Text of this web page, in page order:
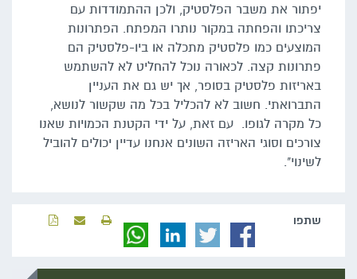
יפתור את משבר הפלסטיק, ולכן ההתמודדות עם
צריכתו והפחתה במקור נותרו המפתח. הפתרונות
המוצעים כמו פלסטיק מתכלה או ביו-פלסטיק הם
פתרונות קצה. לכאורה נוכל להחליט לא להשתמש
באריזות פלסטיק בסופר, אך יש גם את העניין
התברואתי. חשוב לא להכליל בכל מה שקשור לנושא,
כל מקרה לגופו. עם זאת, על ידי הקטנת הכמויות שאנו
צורכים וסוגי האריזה השונים אנחנו עדיין יכולים להוביל
לשינוי".
שתפו‬